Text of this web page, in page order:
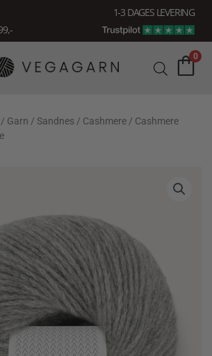
1-3 DAGES LEVERING
0
/ Garn / Sandnes / Cashmere / Cashmere